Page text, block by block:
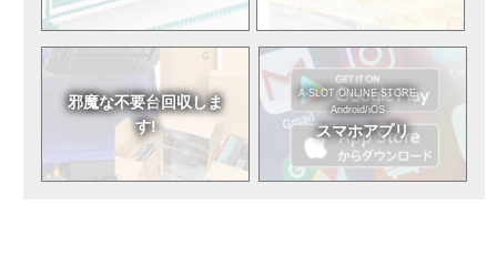
邪魔な不要台回収しま
す!
A-SLOT ONLINE STORE
Android/iOS
スマホアプリ